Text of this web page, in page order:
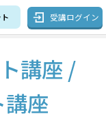
受講ログイン
講座 /
座